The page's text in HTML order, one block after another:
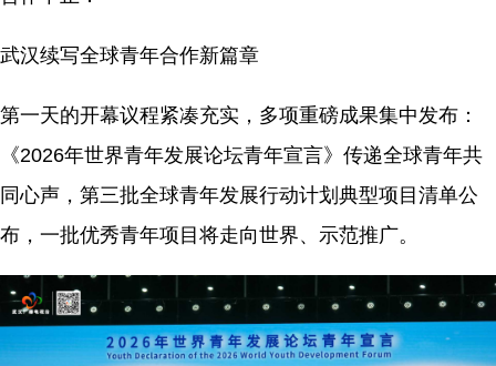
武汉续写全球青年合作新篇章
第一天的开幕议程紧凑充实，多项重磅成果集中发布：
《2026年世界青年发展论坛青年宣言》传递全球青年共
同心声，第三批全球青年发展行动计划典型项目清单公
布，一批优秀青年项目将走向世界、示范推广。